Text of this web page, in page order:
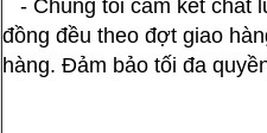
- Chúng tôi cam kết chât
đồng đều theo đợt giao
hàng. Đảm bảo tối đa